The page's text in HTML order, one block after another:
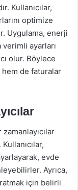
Kullanıcılar,
optimize
Uygulama, enerji
verimli ayarları
olur. Böylece
de faturalar
evde
Ayrıca,
için belirli